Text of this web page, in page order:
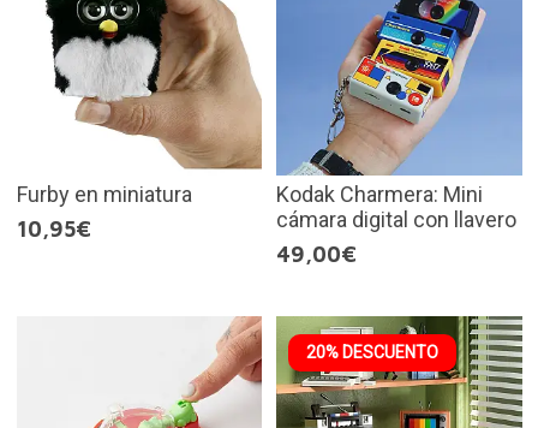
Furby en miniatura
10,95€
Kodak Charmera: Mini
cámara digital con llavero
49,00€
20% DESCUENTO